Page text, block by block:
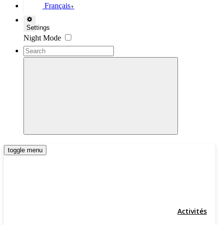
Français ▼
Settings
Night Mode
toggle menu
Activités